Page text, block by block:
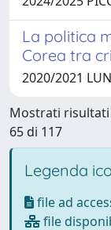
La politica
Corea tra
2020/2021
Mostrati risultati
65 di 117
Legenda
file ad
file